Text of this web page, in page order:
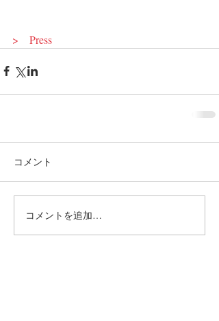
>　Press
コメント
コメントを追加…